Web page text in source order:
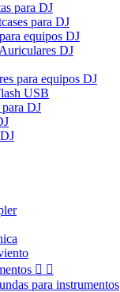
para DJ
para DJ
equipos DJ
DJ
para equipos DJ
USB
DJ
 
para instrumentos